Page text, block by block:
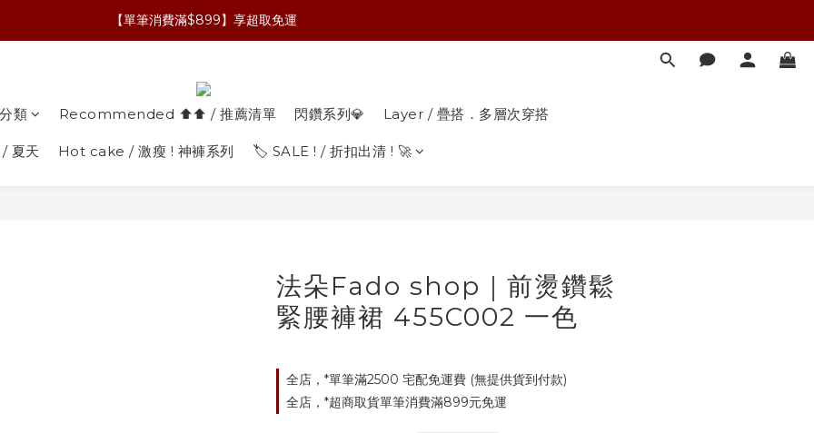
【單筆消費滿$899】享超取免運
類 Recommended ⬆︎⬆︎ / 推薦清單 閃鑽系列💎 Layer / 疊搭．多層次穿搭
天 Hot cake / 激瘦 ! 神褲系列 🏷️ SALE ! / 折扣出清 ! 🚀
法朵Fado shop｜前燙鑽鬆
緊腰褲裙 455C002 一色
全店，*單筆滿2500 宅配免運費 (無提供貨到付款)
全店，*超商取貨單筆消費滿899元免運